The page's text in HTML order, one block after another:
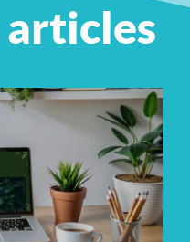
articles